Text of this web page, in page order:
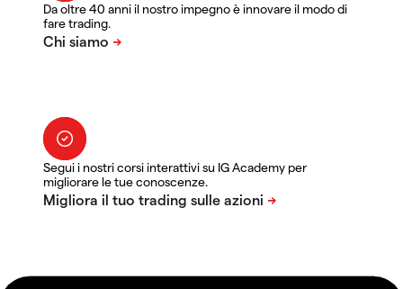
Da oltre 40 anni il nostro impegno è innovare il modo di
fare trading.
Segui i nostri corsi interattivi su IG Academy per
migliorare le tue conoscenze.